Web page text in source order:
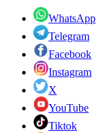
WhatsApp
Telegram
Facebook
Instagram
X
YouTube
Tiktok